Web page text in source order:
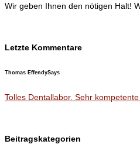
Wir geben Ihnen den nötigen Halt!
Letzte Kommentare
Thomas EffendySays
Tolles Dentallabor. Sehr
Beitragskategorien